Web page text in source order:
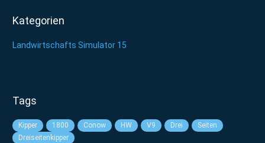
Kategorien
Landwirtschafts Simulator 15
Tags
Kipper 1800 Conow HW V9 Drei
Seiten
Dreiseitenkipper